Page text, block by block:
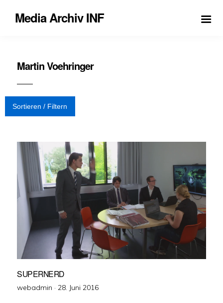
Media Archiv INF
Martin Voehringer
Sortieren / Filtern
SUPERNERD
webadmin · Veröffentlicht
28. Juni 2016